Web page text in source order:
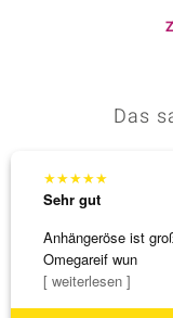
Das
★★★★★
Sehr gut
Anhängeröse ist
Omegareif wun
[ weiterlesen ]